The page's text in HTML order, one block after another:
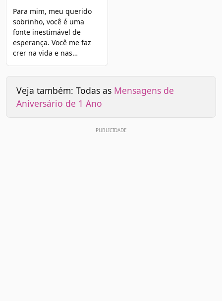
Para mim, meu querido
sobrinho, você é uma
fonte inestimável de
esperança. Você me faz
crer na vida e nas…
Veja também: Todas as Mensagens de
Aniversário de 1 Ano